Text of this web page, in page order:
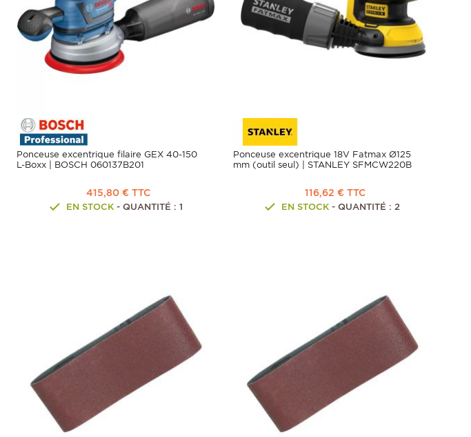
Ponceuse excentrique filaire GEX 40-150
L-Boxx | BOSCH 060137B201
415,80 € TTC
EN STOCK- QUANTITÉ : 1
Ponceuse excentrique 18V Fatmax Ø125
mm (outil seul) | STANLEY SFMCW220B
116,62 € TTC
EN STOCK - QUANTITÉ : 2